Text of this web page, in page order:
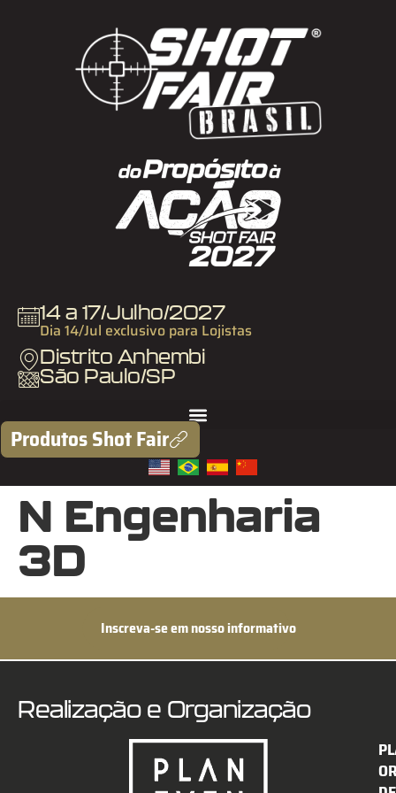
14 a 17/Julho/2027
Dia 14/Jul exclusivo para Lojistas
Distrito Anhembi
São Paulo/SP
Produtos Shot Fair
N Engenharia
3D
Inscreva-se em nosso informativo
Realização e Organização